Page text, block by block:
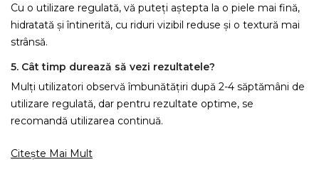
Cu o utilizare regulată, vă puteți aștepta la o piele mai fină,
hidratată și întinerită, cu riduri vizibil reduse și o textură mai
strânsă.
5. Cât timp durează să vezi rezultatele?
Mulți utilizatori observă îmbunătățiri după 2-4 săptămâni de
utilizare regulată, dar pentru rezultate optime, se
recomandă utilizarea continuă.
Citește Mai Mult